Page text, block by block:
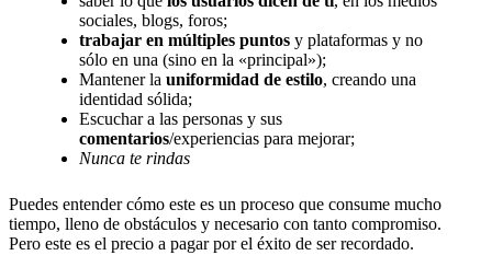
sociales, blogs, foros;
trabajar en múltiples puntos y plataformas y no
sólo en una (sino en la «principal»);
Mantener la uniformidad de estilo, creando una
identidad sólida;
Escuchar a las personas y sus
comentarios/experiencias para mejorar;
Nunca te rindas
Puedes entender cómo este es un proceso que consume mucho
tiempo, lleno de obstáculos y necesario con tanto compromiso.
Pero este es el precio a pagar por el éxito de ser recordado.